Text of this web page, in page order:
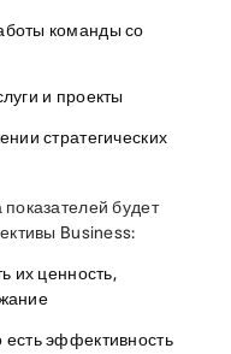
команды со
и проекты
стратегических
будет
Business:
их ценность,
есть эффективность